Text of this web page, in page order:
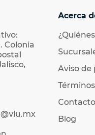
Colonia
Acerca
Aviso de
Contacto
Blog